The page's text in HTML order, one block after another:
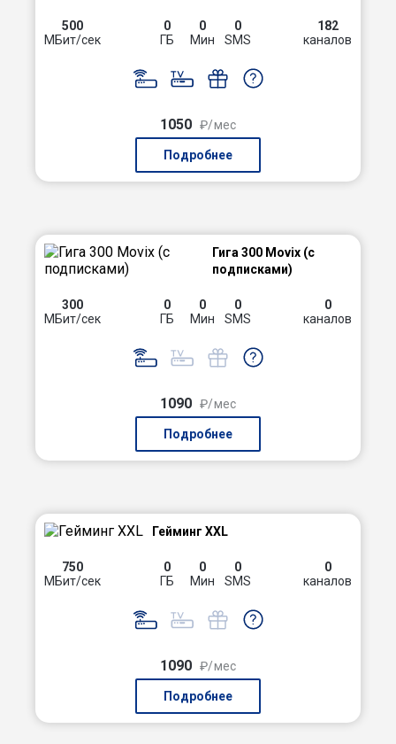
500
МБит/сек
0
ГБ
0
Мин
0
SMS
182
каналов
1050 ₽/мес
Подробнее
Гига 300 Movix (с
подписками)
300
МБит/сек
0
ГБ
0
Мин
0
SMS
0
каналов
1090 ₽/мес
Подробнее
Гейминг XXL
750
МБит/сек
0
ГБ
0
Мин
0
SMS
0
каналов
1090 ₽/мес
Подробнее